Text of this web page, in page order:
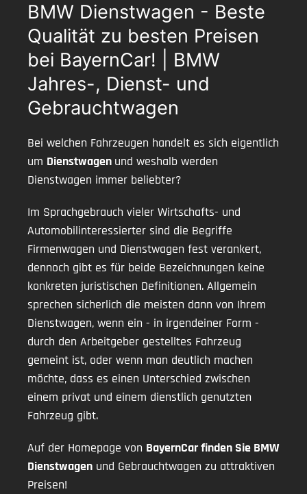
BMW Dienstwagen - Beste
Qualität zu besten Preisen
bei BayernCar! | BMW
Jahres-, Dienst- und
Gebrauchtwagen
Bei welchen Fahrzeugen handelt es sich eigentlich
um Dienstwagen und weshalb werden
Dienstwagen immer beliebter?
Im Sprachgebrauch vieler Wirtschafts- und
Automobilinteressierter sind die Begriffe
Firmenwagen und Dienstwagen fest verankert,
dennoch gibt es für beide Bezeichnungen keine
konkreten juristischen Definitionen. Allgemein
sprechen sicherlich die meisten dann von Ihrem
Dienstwagen, wenn ein - in irgendeiner Form -
durch den Arbeitgeber gestelltes Fahrzeug
gemeint ist, oder wenn man deutlich machen
möchte, dass es einen Unterschied zwischen
einem privat und einem dienstlich genutzten
Fahrzeug gibt.
Auf der Homepage von BayernCar finden Sie BMW
Dienstwagen und Gebrauchtwagen zu attraktiven
Preisen!